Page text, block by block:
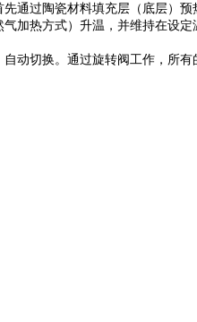
通过陶瓷材料填充层（底层）
加热方式）升温，并维持在设
动切换。通过旋转阀工作，所有